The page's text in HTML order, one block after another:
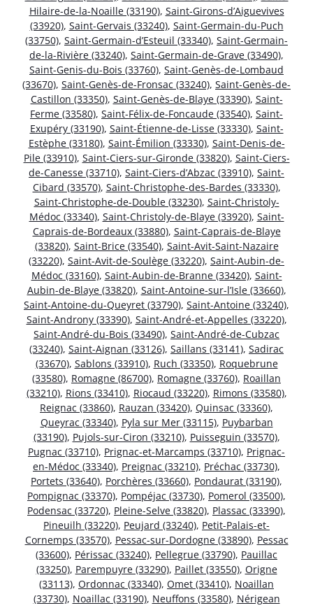
Hilaire-de-la-Noaille (33190), Saint-Girons-d’Aiguevives
(33920), Saint-Gervais (33240), Saint-Germain-du-Puch
(33750), Saint-Germain-d’Esteuil (33340), Saint-Germain-
de-la-Rivière (33240), Saint-Germain-de-Grave (33490),
Saint-Genis-du-Bois (33760), Saint-Genès-de-Lombaud
(33670), Saint-Genès-de-Fronsac (33240), Saint-Genès-de-
Castillon (33350), Saint-Genès-de-Blaye (33390), Saint-
Ferme (33580), Saint-Félix-de-Foncaude (33540), Saint-
Exupéry (33190), Saint-Étienne-de-Lisse (33330), Saint-
Estèphe (33180), Saint-Émilion (33330), Saint-Denis-de-
Pile (33910), Saint-Ciers-sur-Gironde (33820), Saint-Ciers-
de-Canesse (33710), Saint-Ciers-d’Abzac (33910), Saint-
Cibard (33570), Saint-Christophe-des-Bardes (33330),
Saint-Christophe-de-Double (33230), Saint-Christoly-
Médoc (33340), Saint-Christoly-de-Blaye (33920), Saint-
Caprais-de-Bordeaux (33880), Saint-Caprais-de-Blaye
(33820), Saint-Brice (33540), Saint-Avit-Saint-Nazaire
(33220), Saint-Avit-de-Soulège (33220), Saint-Aubin-de-
Médoc (33160), Saint-Aubin-de-Branne (33420), Saint-
Aubin-de-Blaye (33820), Saint-Antoine-sur-l’Isle (33660),
Saint-Antoine-du-Queyret (33790), Saint-Antoine (33240),
Saint-Androny (33390), Saint-André-et-Appelles (33220),
Saint-André-du-Bois (33490), Saint-André-de-Cubzac
(33240), Saint-Aignan (33126), Saillans (33141), Sadirac
(33670), Sablons (33910), Ruch (33350), Roquebrune
(33580), Romagne (86700), Romagne (33760), Roaillan
(33210), Rions (33410), Riocaud (33220), Rimons (33580),
Reignac (33860), Rauzan (33420), Quinsac (33360),
Queyrac (33340), Pyla sur Mer (33115), Puybarban
(33190), Pujols-sur-Ciron (33210), Puisseguin (33570),
Pugnac (33710), Prignac-et-Marcamps (33710), Prignac-
en-Médoc (33340), Preignac (33210), Préchac (33730),
Portets (33640), Porchères (33660), Pondaurat (33190),
Pompignac (33370), Pompéjac (33730), Pomerol (33500),
Podensac (33720), Pleine-Selve (33820), Plassac (33390),
Pineuilh (33220), Peujard (33240), Petit-Palais-et-
Cornemps (33570), Pessac-sur-Dordogne (33890), Pessac
(33600), Périssac (33240), Pellegrue (33790), Pauillac
(33250), Parempuyre (33290), Paillet (33550), Origne
(33113), Ordonnac (33340), Omet (33410), Noaillan
(33730), Noaillac (33190), Neuffons (33580), Nérigean